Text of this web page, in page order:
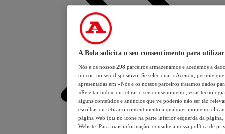
A Bola solicita o seu consentimento para utilizar
Nós e os nossos 298 parceiros armazenamos e acedemos a
únicos, no seu dispositivo. Se selecionar «Aceito», permite
apresentadas em «Nós e os nossos parceiros tratamos dados
«Rejeitar tudo» ou retirar o seu consentimento, estas
alguns conteúdos e anúncios que vê poderão não ser tão
escolhas ou retirar o consentimento a qualquer momento
página Web (ou no ícone na parte inferior esquerda da página,
Website. Para mais informação, consulte a nossa política de